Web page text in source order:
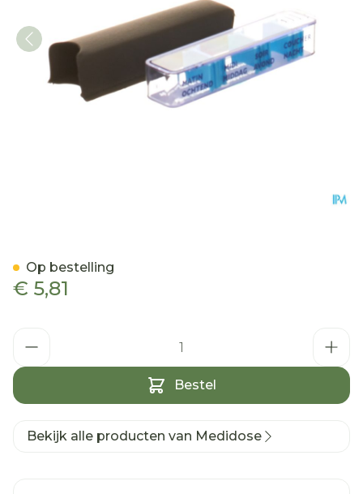
€ 5,81
Bestel
Op bestelling
Bekijk alle producten van Medidose